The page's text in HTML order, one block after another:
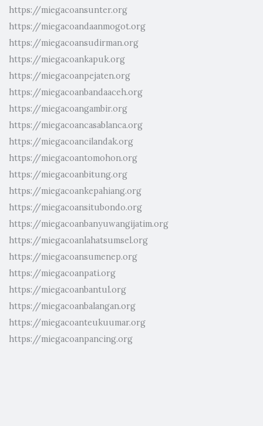
https://miegacoansunter.org
https://miegacoandaanmogot.org
https://miegacoansudirman.org
https://miegacoankapuk.org
https://miegacoanpejaten.org
https://miegacoanbandaaceh.org
https://miegacoangambir.org
https://miegacoancasablanca.org
https://miegacoancilandak.org
https://miegacoantomohon.org
https://miegacoanbitung.org
https://miegacoankepahiang.org
https://miegacoansitubondo.org
https://miegacoanbanyuwangijatim.org
https://miegacoanlahatsumsel.org
https://miegacoansumenep.org
https://miegacoanpati.org
https://miegacoanbantul.org
https://miegacoanbalangan.org
https://miegacoanteukuumar.org
https://miegacoanpancing.org